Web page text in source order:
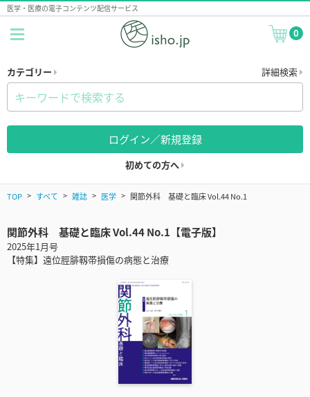
医学・医療の電子コンテンツ配信サービス
0
カテゴリー 詳細検索
ログイン／新規登録
初めての方へ
TOP すべて 雑誌 医学 関節外科 基礎と臨床 Vol.44 No.1
関節外科 基礎と臨床 Vol.44 No.1【電子版】
2025年1月号
【特集】遠位脛腓靱帯損傷の病態と治療